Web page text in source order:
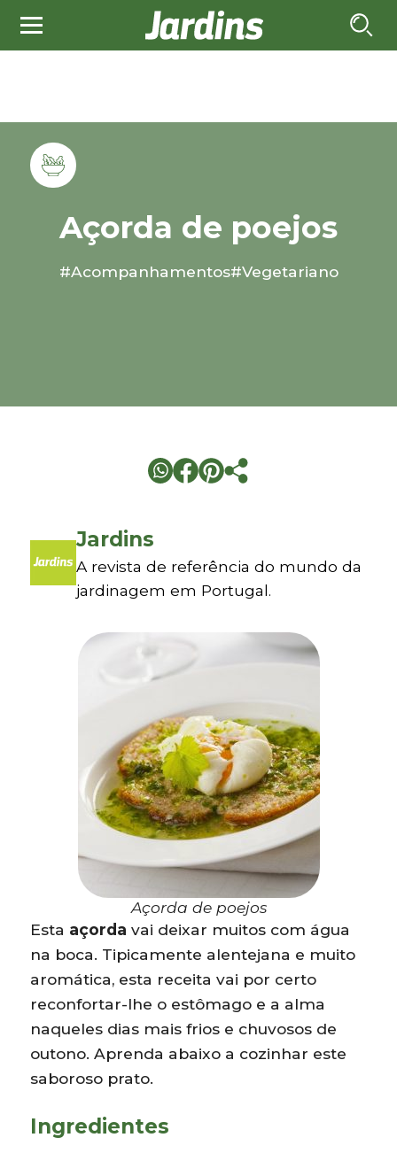
Açorda de poejos
#Acompanhamentos#Vegetariano
Jardins
A revista de referência do mundo da
jardinagem em Portugal.
Açorda de poejos
Esta açorda vai deixar muitos com água
na boca. Tipicamente alentejana e muito
aromática, esta receita vai por certo
reconfortar-lhe o estômago e a alma
naqueles dias mais frios e chuvosos de
outono. Aprenda abaixo a cozinhar este
saboroso prato.
Ingredientes